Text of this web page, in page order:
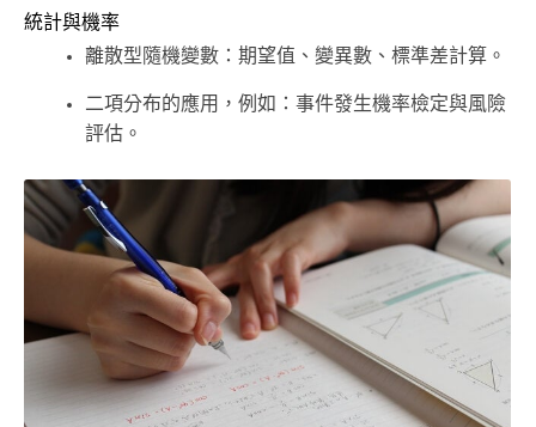
統計與機率
離散型隨機變數：期望值、變異數、標準差計算。
二項分布的應用，例如：事件發生機率檢定與風險
評估。